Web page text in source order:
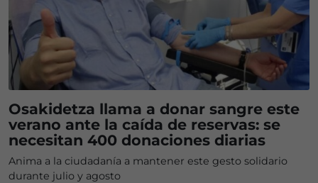
Osakidetza llama a donar sangre este
verano ante la caída de reservas: se
necesitan 400 donaciones diarias
Anima a la ciudadanía a mantener este gesto solidario
durante julio y agosto